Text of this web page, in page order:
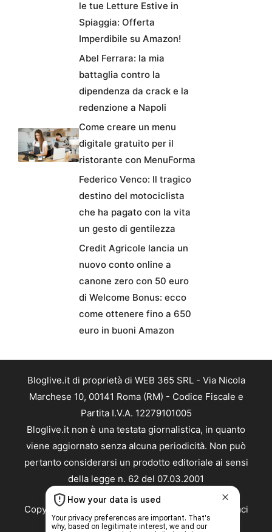
le tue Letture Estive in
Spiaggia: Offerta
Imperdibile su Amazon!
Abel Ferrara: la mia
battaglia contro la
dipendenza da crack e la
redenzione a Napoli
Come creare un menu
digitale gratuito per il
ristorante con MenuForma
Federico Venco: Il tragico
destino del motociclista
che ha pagato con la vita
un gesto di gentilezza
Credit Agricole lancia un
nuovo conto online a
canone zero con 50 euro
di Welcome Bonus: ecco
come ottenere fino a 650
euro in buoni Amazon
Bloglive.it di proprietà di WEB 365 SRL - Via Nicola
Marchese 10, 00141 Roma (RM) - Codice Fiscale e
Partita I.V.A. 12279101005
Bloglive.it non è una testata giornalistica, in quanto
viene aggiornato senza alcuna periodicità. Non può
pertanto considerarsi un prodotto editoriale ai sensi
della legge n. 62 del 07.03.2001
Copyright ©2026 - Tutti i diritti riservati - Contattaci